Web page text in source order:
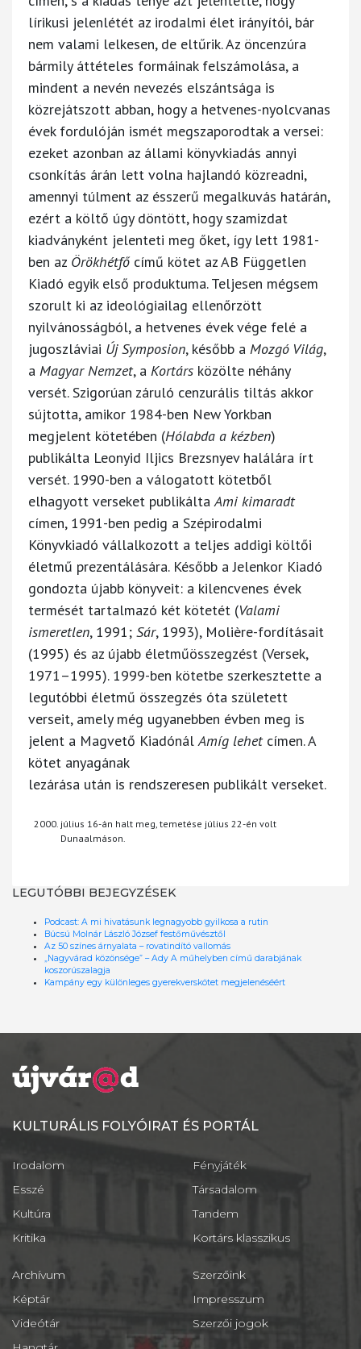
lírikusi jelenlétét az irodalmi élet irányítói, bár
nem valami lelkesen, de eltűrik. Az öncenzúra
bármily áttételes formáinak felszámolása, a
mindent a nevén nevezés elszántsága is
közrejátszott abban, hogy a hetvenes-nyolcvanas
évek fordulóján ismét megszaporodtak a versei:
ezeket azonban az állami könyvkiadás annyi
csonkítás árán lett volna hajlandó közreadni,
amennyi túlment az ésszerű megalkuvás határán,
ezért a költő úgy döntött, hogy szamizdat
kiadványként jelenteti meg őket, így lett 1981-
ben az Örökhétfőcímű kötet az AB Független
Kiadó egyik első produktuma. Teljesen mégsem
szorult ki az ideológiailag ellenőrzött
nyilvánosságból, a hetvenes évek vége felé a
jugoszláviai Új Symposion, később a Mozgó Világ,
a Magyar Nemzet, a Kortárs közölte néhány
versét. Szigorúan záruló cenzurális tiltás akkor
sújtotta, amikor 1984-ben New Yorkban
megjelent kötetében (Hólabda a kézben)
publikálta Leonyid Iljics Brezsnyev halálára írt
versét. 1990-ben a válogatott kötetből
elhagyott verseket publikálta Ami kimaradt
címen, 1991-ben pedig a Szépirodalmi
Könyvkiadó vállalkozott a teljes addigi költői
életmű prezentálására. Később a Jelenkor Kiadó
gondozta újabb könyveit: a kilencvenes évek
termését tartalmazó két kötetét (Valami
ismeretlen, 1991; Sár, 1993), Molière-fordításait
(1995) és az újabb életműösszegzést (Versek,
1971–1995). 1999-ben kötetbe szerkesztette a
legutóbbi életmű összegzés óta született
verseit, amely még ugyanebben évben meg is
jelent a Magvető Kiadónál Amíg lehetcímen. A
kötet anyagának
lezárása után is rendszeresen publikált verseket.
július 16-án halt meg, temetése július 22-én volt
Dunaalmáson.
LEGUTÓBBI BEJEGYZÉSEK
Podcast: A mi hivatásunk legnagyobb gyilkosa a rutin
Búcsú Molnár László József festőművésztől
Az 50 színes árnyalata – rovatindító vallomás
„Nagyvárad közönsége” – Ady A műhelyben című darabjának
koszorúszalagja
Kampány egy különleges gyerekverskötet megjelenéséért
KULTURÁLIS FOLYÓIRAT ÉS PORTÁL
Irodalom
Esszé
Kultúra
Kritika
Fényjáték
Társadalom
Tandem
Kortárs klasszikus
Archívum
Képtár
Videótár
Szerzőink
Impresszum
Szerzői jogok